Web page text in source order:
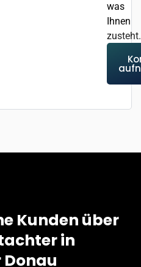
was
Ihnen
zusteht.
Kunden über
in